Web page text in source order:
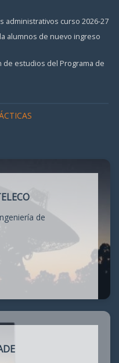
administrativos curso 2026-27
alumnos de nuevo ingreso
de estudios del Programa de
de